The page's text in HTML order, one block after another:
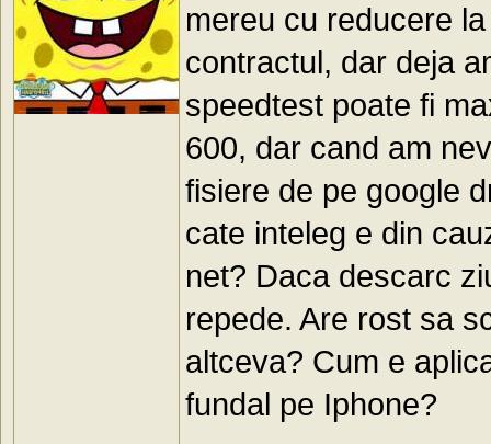
mereu cu reducere
contractul, dar deja
speedtest poate fi
600, dar cand am
fisiere de pe google
cate inteleg e din
net? Daca descarc
repede. Are rost sa
altceva? Cum e
fundal pe Iphone?